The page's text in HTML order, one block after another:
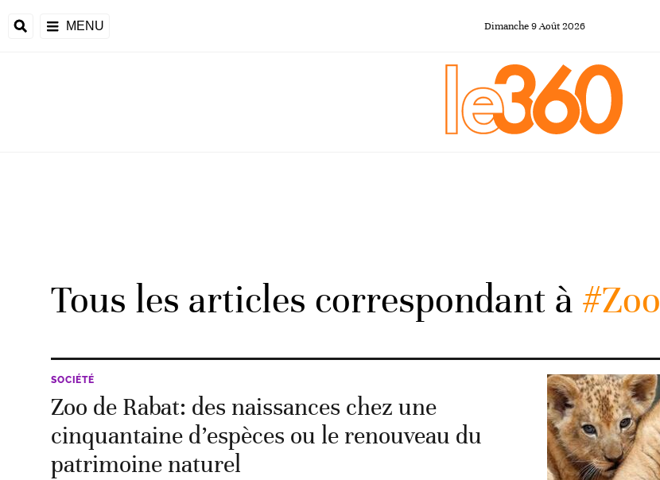
MENU Dimanche 9Août 2026
Tous les articles correspondant à #Zoo
SOCIÉTÉ
Zoo de Rabat: des naissances chez une
cinquantaine d’espèces ou le renouveau du
patrimoine naturel